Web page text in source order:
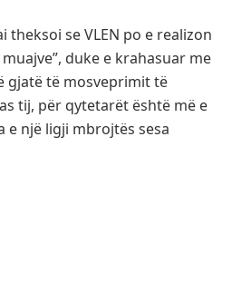
theksoi se VLEN po e realizon
duke e krahasuar me
gjatë të mosveprimit të
tij, për qytetarët është më e
e një ligji mbrojtës sesa